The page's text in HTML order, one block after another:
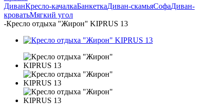
ДиванКресло-качалкаБанкеткаДиван-скамьяСофаДиван-
кроватьМягкий угол
-Кресло отдыха "Жирон" KIPRUS 13